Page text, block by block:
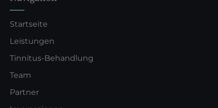
Startseite
Leistungen
Tinnitus-Behandlung
Team
Partner